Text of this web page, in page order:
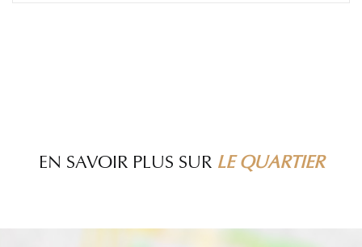
EN SAVOIR PLUS SUR LE QUARTIER